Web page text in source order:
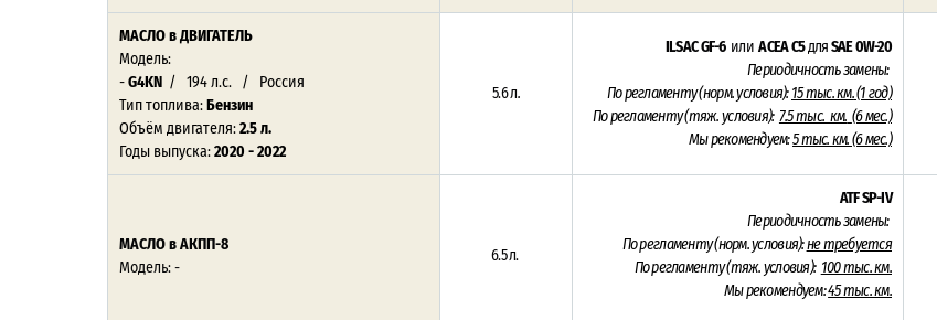
МАСЛОв ДВИГАТЕЛЬ
Модель:
-G4KN / 194 л.с. / Россия
Тип топлива:Бензин
Объём двигателя:2.5 л.
Годы выпуска:2020 - 2022
5.6 л.
ILSAC GF-6 илиACEA C5дляSAE 0W-20
Периодичность замены:
По регламенту (норм. условия):15 тыс. км.(1 год)
По регламенту (тяж. условия): 7.5 тыс. км. (6 мес.)
Мы рекомендуем:5 тыс. км. (6 мес.)
МАСЛО в АКПП-8
Модель: -
6.5 л.
ATF SP-IV
Периодичность замены:
По регламенту (норм. условия):не требуется
По регламенту (тяж. условия): 100 тыс. км.
Мы рекомендуем:45 тыс. км.